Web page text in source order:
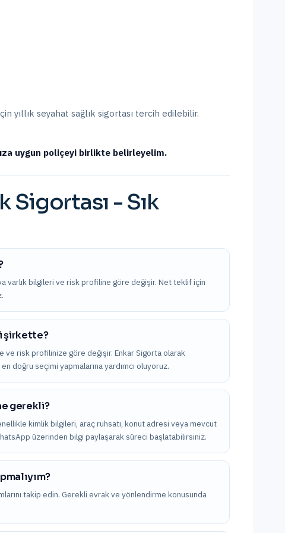
yıllık seyahat sağlık sigortası tercih edilebilir.
uygun poliçeyi birlikte belirleyelim.
Sigortası - Sık
varlık bilgileri ve risk profiline göre değişir. Net teklif için
şirkette?
ve risk profilinize göre değişir. Enkar Sigorta olarak
doğru seçimi yapmalarına yardımcı oluyoruz.
gerekli?
kimlik bilgileri, araç ruhsatı, konut adresi veya mevcut
üzerinden bilgi paylaşarak süreci başlatabilirsiniz.
takip edin. Gerekli evrak ve yönlendirme konusunda